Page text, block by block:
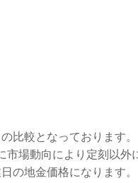
比較となっております。
場動向により定刻以外
の地金価格になります。